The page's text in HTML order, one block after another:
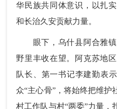
华民族共同体意识，以扎
和长治久安贡献力量。
眼下，乌什县阿合雅镇
野里丰收在望。阿克苏地
队长、第一书记李建勤表
众“主心骨”，将始终把维护
村工作队与村“两委”力量，